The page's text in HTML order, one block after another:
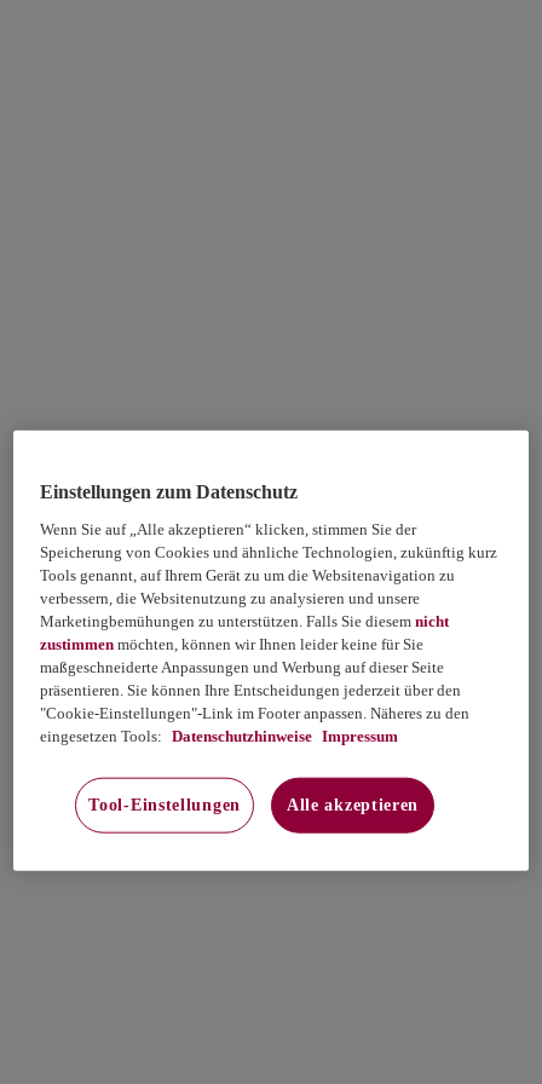
Einstellungen zum Datenschutz
Wenn Sie auf „Alle akzeptieren“ klicken, stimmen Sie der
Speicherung von Cookies und ähnliche Technologien, zukünftig kurz
Tools genannt, auf Ihrem Gerät zu um die Websitenavigation zu
verbessern, die Websitenutzung zu analysieren und unsere
Marketingbemühungen zu unterstützen. Falls Sie diesemnicht
zustimmen möchten, können wir Ihnen leider keine für Sie
maßgeschneiderte Anpassungen und Werbung auf dieser Seite
präsentieren. Sie können Ihre Entscheidungen jederzeit über den
"Cookie-Einstellungen"-Link im Footer anpassen. Näheres zu den
eingesetzen Tools: Datenschutzhinweise Impressum
Tool-Einstellungen Alle akzeptieren